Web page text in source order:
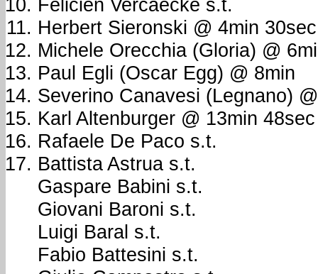
Félicien Vercaecke s.t.
Herbert Sieronski @ 4min 30sec
Michele Orecchia (Gloria) @
Paul Egli (Oscar Egg) @ 8min
Severino Canavesi (Legnano)
Karl Altenburger @ 13min 48sec
Rafaele De Paco s.t.
Battista Astrua s.t.
Gaspare Babini s.t.
Giovani Baroni s.t.
Luigi Baral s.t.
Fabio Battesini s.t.